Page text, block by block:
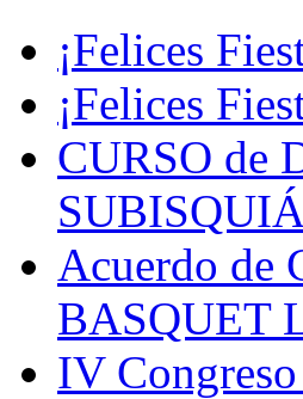
¡Felices
¡Felices
CURSO de
Acuerdo de
BASQUET
IV